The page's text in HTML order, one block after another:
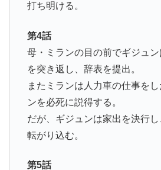
打ち明ける。
第4話
母・ミランの目の前でギジュ
を突き返し、辞表を提出。
またミランは人力車の仕事を
ンを必死に説得する。
だが、ギジュンは家出を決行
転がり込む。
第5話